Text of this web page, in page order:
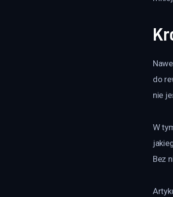
do
nie
W
Bez